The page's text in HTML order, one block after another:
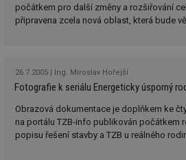
počátkem pro další změny a rozšiřování
připravena zcela nová oblast, která bude
26.7.2005 Ing. Miroslav Hořejší
Fotografie k seriálu Energeticky úsporný
Obrazová dokumentace je doplňkem ke
na portálu TZB-info publikován počátkem
popisu řešení stavby a TZB u reálného